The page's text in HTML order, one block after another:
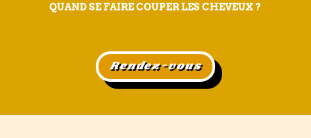
QUAND SE FAIRE COUPER LES CHEVEUX ?
Rendez-vous